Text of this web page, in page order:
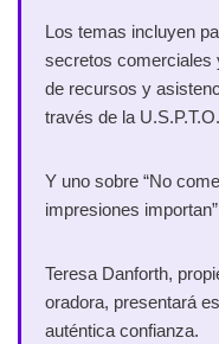
Los temas incluyen
secretos comerciales
de recursos y
través de la
Y uno sobre “No
impresiones
Teresa Danforth,
oradora, presentará
auténtica confianza.